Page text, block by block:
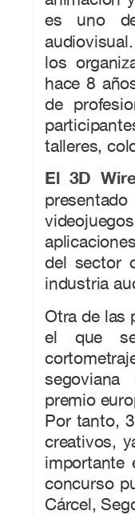
es uno
audiovisual.
los
hace 8
de
talleres,
El 3D
presentado
del sector
industria
Otra de las
el que
segoviana
premio
Por tanto,
creativos,
importante
concurso
Cárcel,